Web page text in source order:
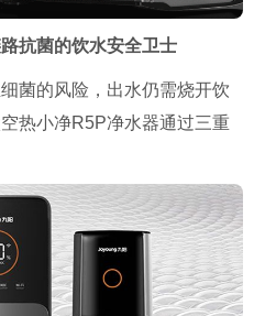
抗菌的饮水安全卫士
菌的风险，出水仍需烧开饮
热小净R5P净水器通过三重